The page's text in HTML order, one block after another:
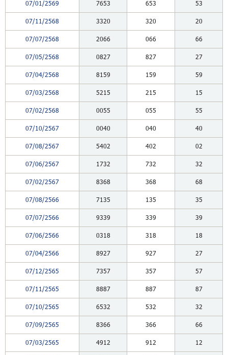
07/01/2569 7653 653 53
07/11/2568 3320 320 20
07/07/2568 2066 066 66
07/05/2568 0827 827 27
07/04/2568 8159 159 59
07/03/2568 5215 215 15
07/02/2568 0055 055 55
07/10/2567 0040 040 40
07/08/2567 5402 402 02
07/06/2567 1732 732 32
07/02/2567 8368 368 68
07/08/2566 7135 135 35
07/07/2566 9339 339 39
07/06/2566 0318 318 18
07/04/2566 8927 927 27
07/12/2565 7357 357 57
07/11/2565 8887 887 87
07/10/2565 6532 532 32
07/09/2565 8366 366 66
07/03/2565 4912 912 12